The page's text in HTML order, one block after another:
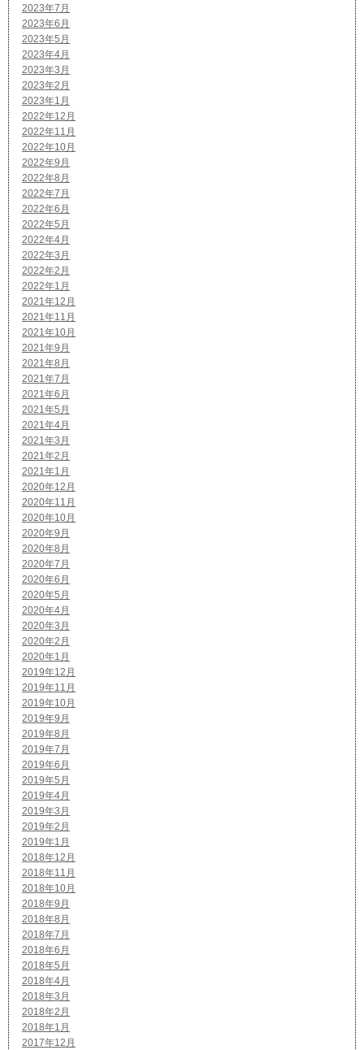
2023年7月
2023年6月
2023年5月
2023年4月
2023年3月
2023年2月
2023年1月
2022年12月
2022年11月
2022年10月
2022年9月
2022年8月
2022年7月
2022年6月
2022年5月
2022年4月
2022年3月
2022年2月
2022年1月
2021年12月
2021年11月
2021年10月
2021年9月
2021年8月
2021年7月
2021年6月
2021年5月
2021年4月
2021年3月
2021年2月
2021年1月
2020年12月
2020年11月
2020年10月
2020年9月
2020年8月
2020年7月
2020年6月
2020年5月
2020年4月
2020年3月
2020年2月
2020年1月
2019年12月
2019年11月
2019年10月
2019年9月
2019年8月
2019年7月
2019年6月
2019年5月
2019年4月
2019年3月
2019年2月
2019年1月
2018年12月
2018年11月
2018年10月
2018年9月
2018年8月
2018年7月
2018年6月
2018年5月
2018年4月
2018年3月
2018年2月
2018年1月
2017年12月